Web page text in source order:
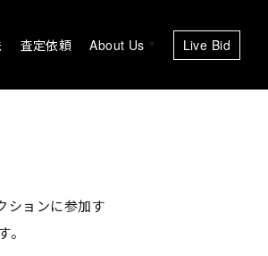
査定依頼 About Us Live Bid
ションに参加す